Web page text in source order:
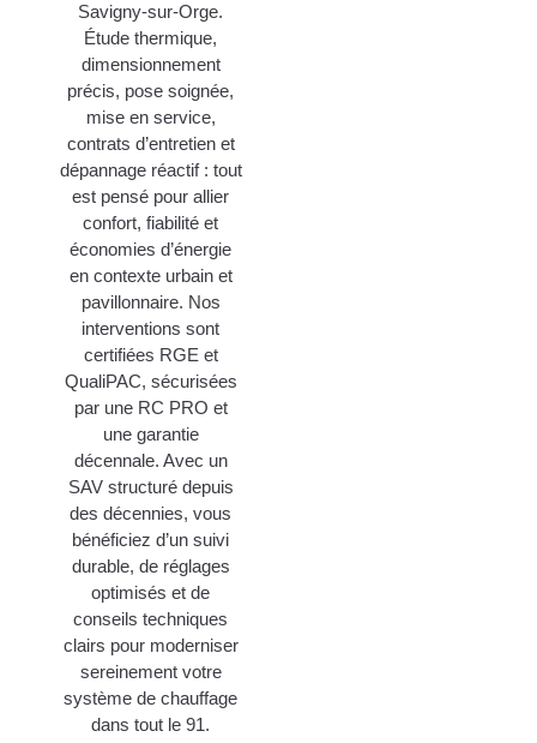
Savigny-sur-Orge.
Étude thermique,
dimensionnement
précis, pose soignée,
mise en service,
contrats d’entretien et
dépannage réactif : tout
est pensé pour allier
confort, fiabilité et
économies d’énergie
en contexte urbain et
pavillonnaire. Nos
interventions sont
certifiées RGE et
QualiPAC, sécurisées
par une RC PRO et
une garantie
décennale. Avec un
SAV structuré depuis
des décennies, vous
bénéficiez d’un suivi
durable, de réglages
optimisés et de
conseils techniques
clairs pour moderniser
sereinement votre
système de chauffage
dans tout le 91.